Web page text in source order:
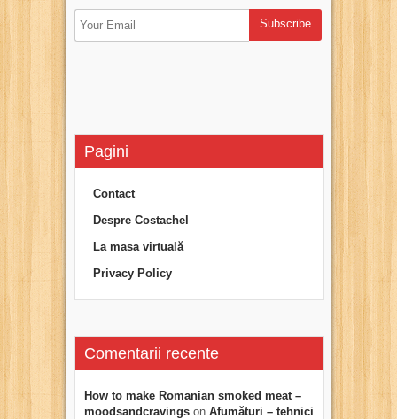
Pagini
Contact
Despre Costachel
La masa virtuală
Privacy Policy
Comentarii recente
How to make Romanian smoked meat –
moodsandcravings on Afumături – tehnici